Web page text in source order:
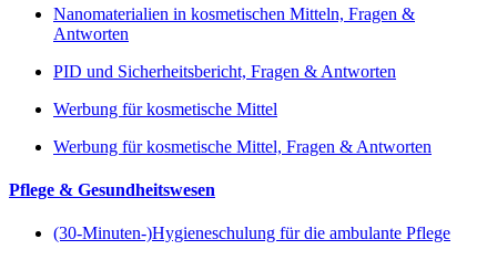
Nanomaterialien in kosmetischen Mitteln, Fragen &
Antworten
PID und Sicherheitsbericht, Fragen & Antworten
Werbung für kosmetische Mittel
Werbung für kosmetische Mittel, Fragen & Antworten
Pflege & Gesundheitswesen
(30-Minuten-)Hygieneschulung für die ambulante Pflege